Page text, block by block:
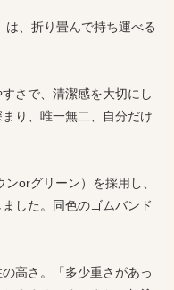
、折り畳んで持ち運べる
さで、清潔感を大切にし
り、唯一無二、自分だけ
orグリーン）を採用し、
した。同色のゴムバンド
高さ。「多少重さがあっ